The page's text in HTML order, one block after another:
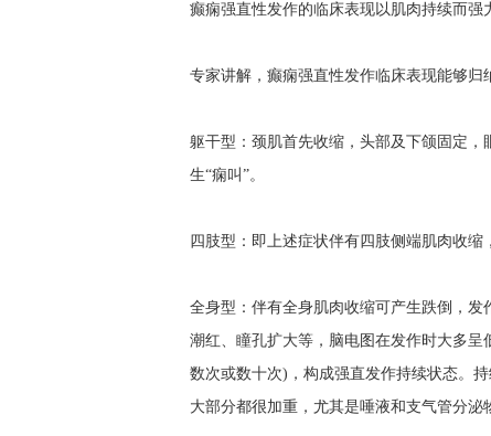
癫痫强直性发作的临床表现以肌肉持续而强
专家讲解，癫痫强直性发作临床表现能够归
躯干型：颈肌首先收缩，头部及下颌固定
生“痫叫”。
四肢型：即上述症状伴有四肢侧端肌肉收缩
全身型：伴有全身肌肉收缩可产生跌倒，发
潮红、瞳孔扩大等，脑电图在发作时大多
数次或数十次)，构成强直发作持续状态。
大部分都很加重，尤其是唾液和支气管分泌